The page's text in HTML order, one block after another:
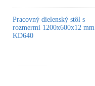
Pracovný dielenský stôl s
rozmermi 1200x600x12 mm
KD640